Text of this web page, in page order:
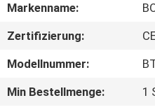
AUSFLUG
Markenname:
Zertifizierung:
Modellnummer:
Min Bestellmenge:
1